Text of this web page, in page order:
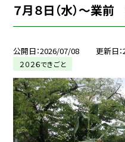
７月８日（水）～業
公開日 2026/07/08 更新日
２０２６できごと